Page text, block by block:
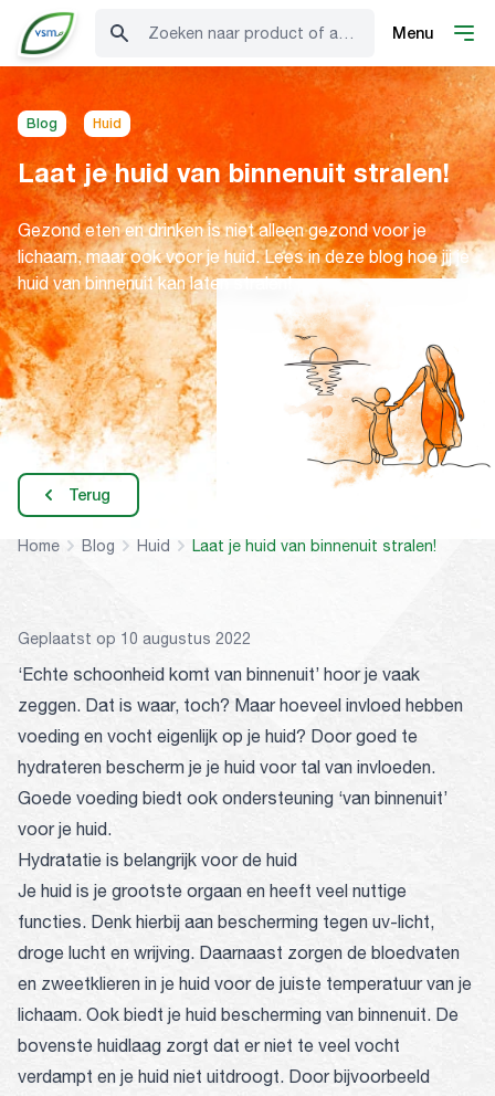
Zoeken naar product of advies Menu
Blog Huid
Laat je huid van binnenuit stralen!
Gezond eten en drinken is niet alleen gezond voor je
lichaam, maar ook voor je huid. Lees in deze blog hoe jij je
huid van binnenuit kan laten stralen!
Terug
Home Blog Huid Laat je huid van binnenuit stralen!
Geplaatst op 10 augustus 2022
‘Echte schoonheid komt van binnenuit’ hoor je vaak
zeggen. Dat is waar, toch? Maar hoeveel invloed hebben
voeding en vocht eigenlijk op je huid? Door goed te
hydrateren bescherm je je huid voor tal van invloeden.
Goede voeding biedt ook ondersteuning ‘van binnenuit’
voor je huid.
Hydratatie is belangrijk voor de huid
Je huid is je grootste orgaan en heeft veel nuttige
functies. Denk hierbij aan bescherming tegen uv-licht,
droge lucht en wrijving. Daarnaast zorgen de bloedvaten
en zweetklieren in je huid voor de juiste temperatuur van je
lichaam. Ook biedt je huid bescherming van binnenuit. De
bovenste huidlaag zorgt dat er niet te veel vocht
verdampt en je huid niet uitdroogt. Door bijvoorbeeld